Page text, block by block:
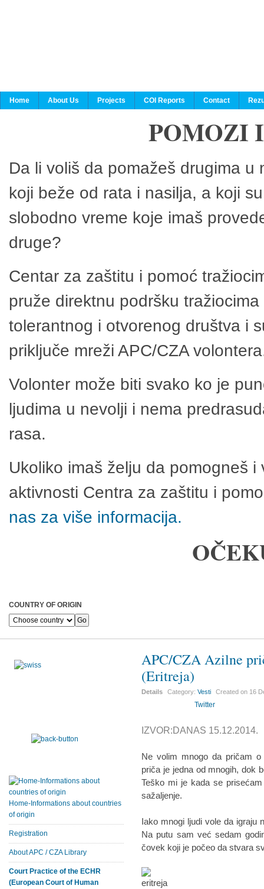
Home About Us Projects COI Reports Contact
POMOZI
Da li voliš da pomažeš drugima
koji beže od rata i nasilja, a koji
slobodno vreme koje imaš
druge?
Centar za zaštitu i pomoć
pruže direktnu podršku
tolerantnog i otvorenog društva i
priključe mreži APC/CZA
Volonter može biti svako ko je
ljudima u nevolji i nema
rasa.
Ukoliko imaš želju da pomogneš
aktivnosti Centra za zaštitu i
nas za više informacija.
COUNTRY OF ORIGIN
APC/CZA Azilne
(Eritreja)
Details Category:Vesti Created on 16
Twitter
IZVOR:DANAS 15.12.2014.
Ne volim mnogo da pričam
priča je jedna od mnogih, dok
Teško mi je kada se
sažaljenje.
Iako mnogi ljudi vole da igraju
Na putu sam već sedam
čovek koji je počeo da stvara
Home-Informations about countries
of origin
Registration
About APC / CZA Library
Court Practice of the ECHR
(European Court of Human